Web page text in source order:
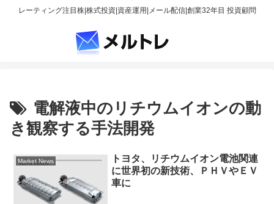
レーティング注目株|株式投資|資産運用|メール配信|創業32年目 投資顧問
電解液中のリチウムイオンの動
き観察する手法開発
Market News
トヨタ、リチウムイオン電池関連
に世界初の新技術、ＰＨＶやＥＶ
車に